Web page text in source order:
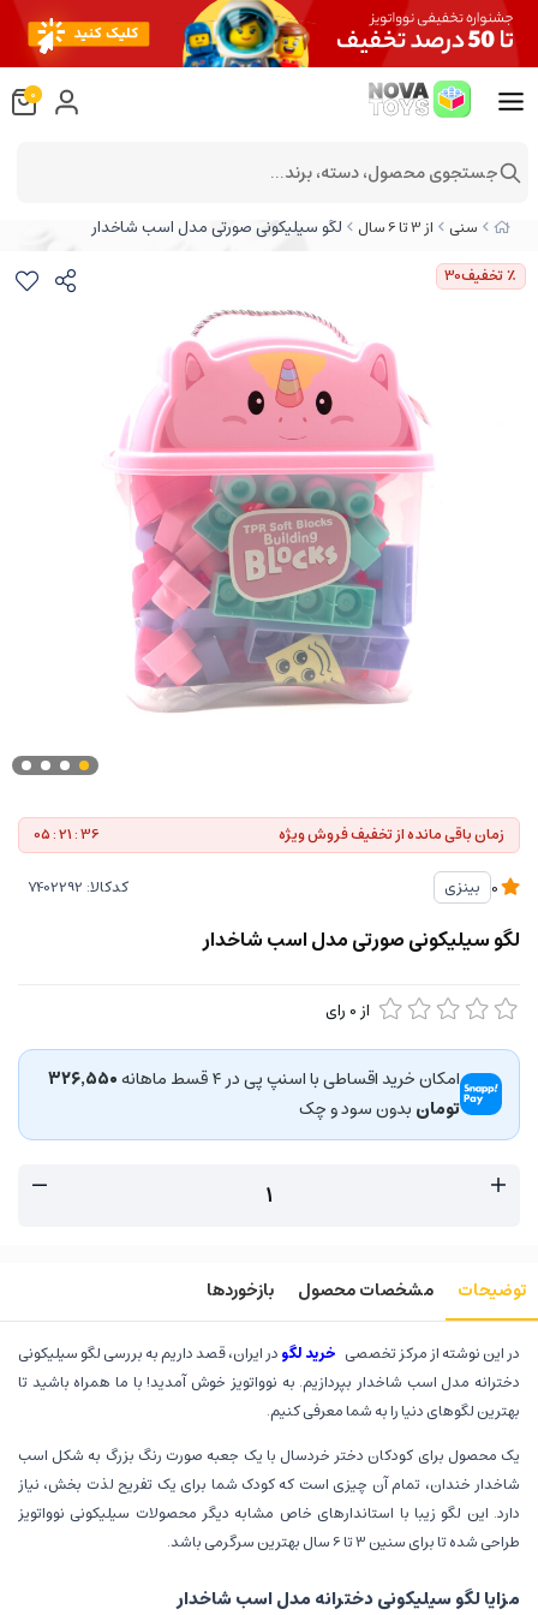
سنی از 3 تا 6 سال لگو سیلیکونی صورتی مدل اسب شاخدار
٪ تخفیف30
زمان باقی مانده از تخفیف فروش ویژه 05 : 21 : 36
بینزی کدکالا:
لگو سیلیکونی صورتی مدل اسب شاخدار
از 0 رای
امکان خرید اقساطی با اسنپ پی در ۴ قسط ماهانه
۳۲۶٬۵۵۰
تومان بدون سود و چک
توضیحات مشخصات محصول بازخوردها
در این نوشته از مرکز تخصصی خرید لگودر ایران، قصد داریم به بررسی لگو سیلیکونی
دخترانه مدل اسب شاخدار بپردازیم. به نوواتویز خوش آمدید! با ما همراه باشید تا
بهترین لگوهای دنیا را به شما معرفی کنیم.
یک محصول برای کودکان دختر خردسال با یک جعبه صورت رنگ بزرگ به شکل اسب
شاخدار خندان، تمام آن چیزی است که کودک شما برای یک تفریح لذت بخش، نیاز
دارد. این لگو زیبا با استاندارهای خاص مشابه دیگر محصولات سیلیکونی نوواتویز
طراحی شده تا برای سنین 3 تا 6 سال بهترین سرگرمی باشد.
مزایا لگو سیلیکونی دخترانه مدل اسب شاخدار
0
جستجوی محصول، دسته، برند...